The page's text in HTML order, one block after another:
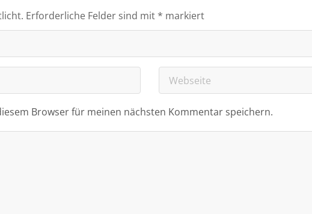
Erforderliche Felder sind mit * markiert
Browser für meinen nächsten Kommentar speichern.